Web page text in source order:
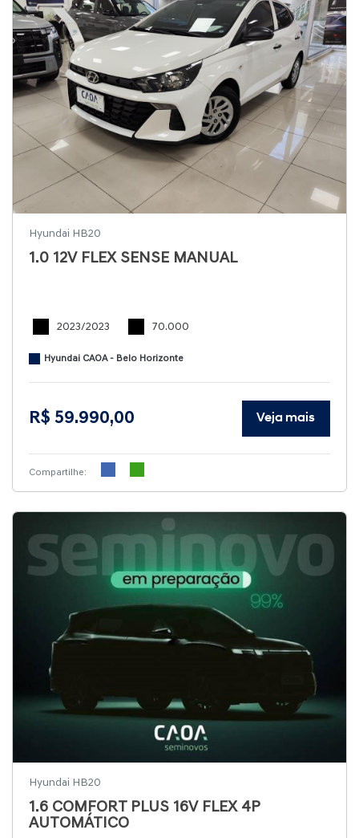
Hyundai HB20
1.0 12V FLEX SENSE MANUAL
2023/2023 70.000
Hyundai CAOA - Belo Horizonte
R$ 59.990,00 Veja mais
Compartilhe:
Hyundai HB20
1.6 COMFORT PLUS 16V FLEX 4P
AUTOMÁTICO